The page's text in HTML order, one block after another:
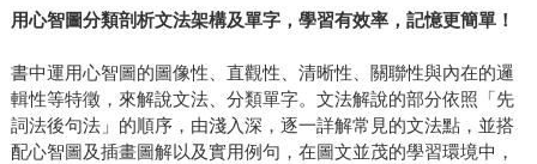
用心智圖分類剖析文法架構及單字，學習有效率，記憶更簡單！
書中運用心智圖的圖像性、直觀性、清晰性、關聯性與內在的邏
輯性等特徵，來解說文法、分類單字。文法解說的部分依照「先
詞法後句法」的順序，由淺入深，逐一詳解常見的文法點，並搭
配心智圖及插畫圖解以及實用例句，在圖文並茂的學習環境中，